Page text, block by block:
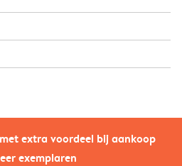
extra voordeel bij aankoop
exemplaren